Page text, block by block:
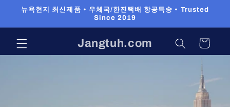
Skip to
뉴욕현지 최신제품 • 우체국/한진택배 항공특송 • Trusted
Since 2019
Jangtuh.com
바
구